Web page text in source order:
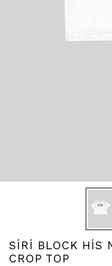
SİRİ BLOCK HİS
CROP TOP